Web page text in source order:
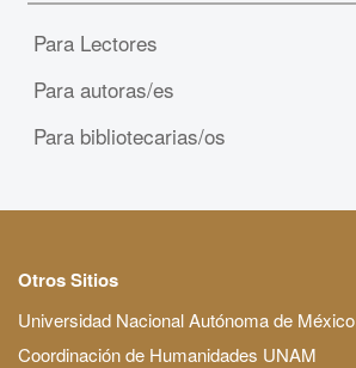
Para Lectores
Para autoras/es
Para bibliotecarias/os
Otros Sitios
Universidad Nacional Autónoma de México
Coordinación de Humanidades UNAM